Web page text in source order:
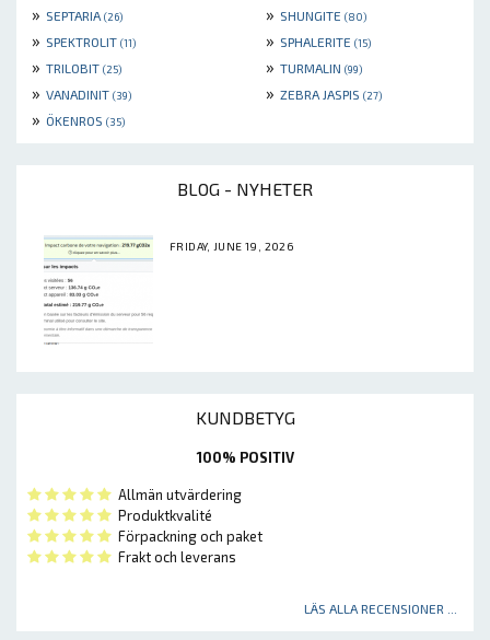
» SEPTARIA (26) » SHUNGITE (80)
» SPEKTROLIT (11) » SPHALERITE (15)
» TRILOBIT (25) » TURMALIN (99)
» VANADINIT (39) » ZEBRA JASPIS (27)
» ÖKENROS (35)
BLOG - NYHETER
FRIDAY, JUNE 19, 2026
KUNDBETYG
100% POSITIV
Allmän utvärdering
Produktkvalité
Förpackning och paket
Frakt och leverans
LÄS ALLA RECENSIONER ...